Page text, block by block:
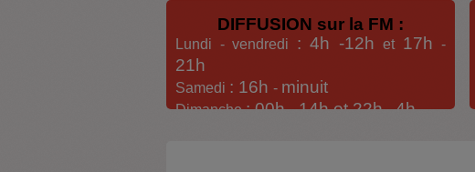
DIFFUSION sur la FM :
Lundi - vendredi : 4h -12h et 17h -
21h
Samedi : 16h - minuit
Dimanche: 00h -14h et 22h-4h